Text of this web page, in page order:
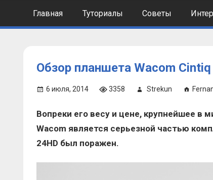
Главная Туториалы Советы
Обзор планшета Wacom
6 июля, 2014 3358 Strekun
Вопреки его весу и цене, крупнейшее в
Wacom является серьезной частью
24HD был поражен.